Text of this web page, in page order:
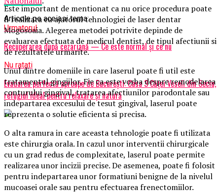
Articole pe aceiasi tema:
Urmatorul
Recuperarea după cezariană — Ce este normal și ce nu
Nu ratati
Evadarea perfectă aproape de București: Casa 3 Căței Veseli din Seciu,
refugiul ideal pentru relaxare și natură
Este important de mentionat ca nu orice procedura poate
fi realizata cu ajutorul tehnologiei de laser dentar
Mogosoaia. Alegerea metodei potrivite depinde de
evaluarea efectuata de medicul dentist, de tipul afectiunii si
de rezultatele urmarite.
Unul dintre domeniile in care laserul poate fi util este
tratamentul gingiilor. Fie ca este vorba despre remodelarea
conturului gingival, tratarea afectiunilor parodontale sau
indepartarea excesului de tesut gingival, laserul poate
reprezenta o solutie eficienta si precisa.
O alta ramura in care aceasta tehnologie poate fi utilizata
este chirurgia orala. In cazul unor interventii chirurgicale
cu un grad redus de complexitate, laserul poate permite
realizarea unor incizii precise. De asemenea, poate fi folosit
pentru indepartarea unor formatiuni benigne de la nivelul
mucoasei orale sau pentru efectuarea frenectomiilor.